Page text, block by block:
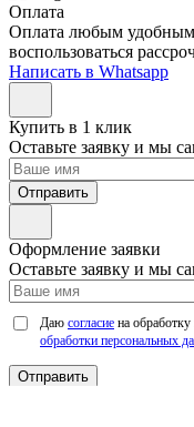
Оплата
Оплата любым удобным
воспользоваться
Написать в Whatsapp
Купить в 1 клик
Оставьте заявку и мы
Отправить
Оформление заявки
Оставьте заявку и мы
Даю согласие на
обработки персональных
Отправить